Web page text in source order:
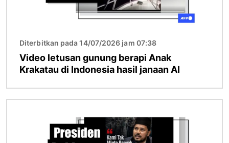
Diterbitkan pada 14/07/2026 jam 07:38
Video letusan gunung berapi Anak
Krakatau di Indonesia hasil janaan AI